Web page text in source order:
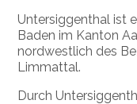
Untersiggenthal ist
Baden im Kanton
nordwestlich des
Limmattal.
Durch